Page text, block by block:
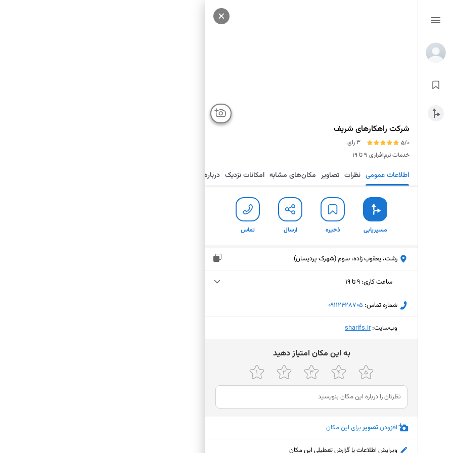
شرکت راهکارهای شریف
5/0
3 رای
خدمات نرم‌افزاری ۹ تا ۱۹
اطلاعات عمومی نظرات تصاویر مکان‌های مشابه امکانات نزدیک درباره
مسیریابی ذخیره ارسال تماس
رشت، یعقوب زاده، سوم (شهرک پردیسان)
ساعت کاری: ۹ تا ۱۹
یکشنبه (امروز)
پنجشنبه
۹ تا ۱۹
جمعه
۹ تا ۱۹
شنبه
شماره تماس: ‎09112428705
وب‌سایت:‎sharifs.ir
ﺑﻪ اﯾﻦ ﻣﮑﺎن اﻣﺘﯿﺎز دﻫﯿﺪ
افزودنتصویربرای این مکان
ویرایش اطلاعات یا گزارش تعطیلی این مکان